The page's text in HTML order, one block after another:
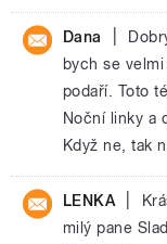
Dana
bych se
podaří. Toto
Noční linky a
Když ne, tak
LENKA
milý pane